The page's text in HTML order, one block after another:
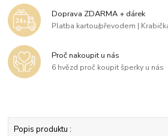
Doprava ZDARMA + dárek
Platba kartou/převodem |
Proč nakoupit u nás
6 hvězd proč koupit šperky u nás
Popis produktu :